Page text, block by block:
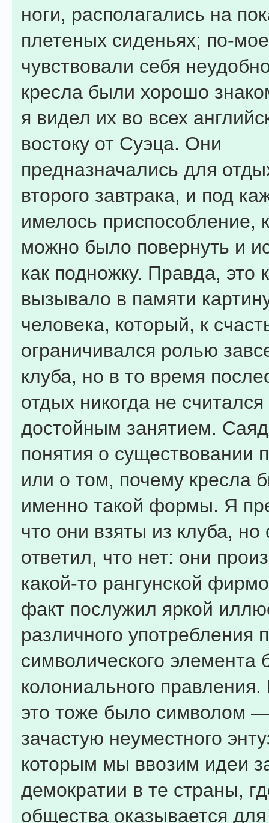
ноги, располагались на
плетеных сиденьях; по-
чувствовали себя
кресла были хорошо
я видел их во всех
востоку от Суэца. Они
предназначались для
второго завтрака, и под
имелось приспособление,
можно было повернуть и
как подножку. Правда, это
вызывало в памяти
человека, который, к
ограничивался ролью
клуба, но в то время
отдых никогда не
достойным занятием.
понятия о существовании
или о том, почему кресла
именно такой формы. Я
что они взяты из клуба, но
ответил, что нет: они
какой-то рангунской
факт послужил яркой
различного употребления
символического элемента
колониального
это тоже было символом
зачастую неуместного
которым мы ввозим идеи
демократии в те страны,
общества оказывается